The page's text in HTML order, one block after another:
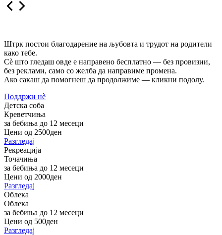
Штрк постои благодарение на љубовта и трудот на родители
како тебе.
Сè што гледаш овде е направено бесплатно — без провизии,
без реклами, само со желба да направиме промена.
Ако сакаш да помогнеш да продолжиме — кликни подолу.
Поддржи нѐ
Детска соба
Креветчиња
за бебиња до 12 месеци
Цени од 2500ден
Разгледај
Рекреација
Точачиња
за бебиња до 12 месеци
Цени од 2000ден
Разгледај
Облека
Облека
за бебиња до 12 месеци
Цени од 500ден
Разгледај